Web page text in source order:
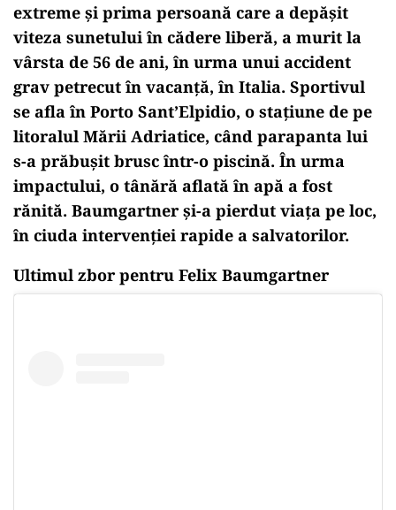
extreme și prima persoană care a depășit
viteza sunetului în cădere liberă, a murit la
vârsta de 56 de ani, în urma unui accident
grav petrecut în vacanță, în Italia. Sportivul
se afla în Porto Sant’Elpidio, o stațiune de pe
litoralul Mării Adriatice, când parapanta lui
s-a prăbușit brusc într-o piscină. În urma
impactului, o tânără aflată în apă a fost
rănită. Baumgartner și-a pierdut viața pe loc,
în ciuda intervenției rapide a salvatorilor.
Ultimul zbor pentru Felix Baumgartner